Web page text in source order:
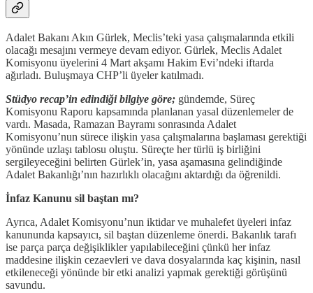
Adalet Bakanı Akın Gürlek, Meclis’teki yasa çalışmalarında etkili
olacağı mesajını vermeye devam ediyor. Gürlek, Meclis Adalet
Komisyonu üyelerini 4 Mart akşamı Hakim Evi’ndeki iftarda
ağırladı. Buluşmaya CHP’li üyeler katılmadı.
Stüdyo recap’in edindiği bilgiye göre; gündemde, Süreç
Komisyonu Raporu kapsamında planlanan yasal düzenlemeler de
vardı. Masada, Ramazan Bayramı sonrasında Adalet
Komisyonu’nun sürece ilişkin yasa çalışmalarına başlaması gerektiği
yönünde uzlaşı tablosu oluştu. Süreçte her türlü iş birliğini
sergileyeceğini belirten Gürlek’in, yasa aşamasına gelindiğinde
Adalet Bakanlığı’nın hazırlıklı olacağını aktardığı da öğrenildi.
İnfaz Kanunu sil baştan mı?
Ayrıca, Adalet Komisyonu’nun iktidar ve muhalefet üyeleri infaz
kanununda kapsayıcı, sil baştan düzenleme önerdi. Bakanlık tarafı
ise parça parça değişiklikler yapılabileceğini çünkü her infaz
maddesine ilişkin cezaevleri ve dava dosyalarında kaç kişinin, nasıl
etkileneceği yönünde bir etki analizi yapmak gerektiği görüşünü
savundu.